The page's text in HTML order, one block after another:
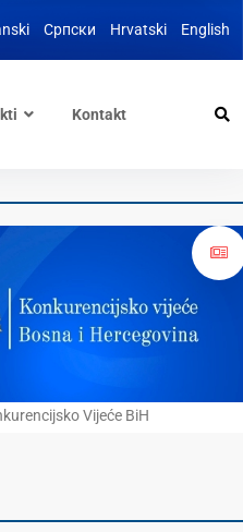
Српски Hrvatski English
Kontakt
Vijeće BiH